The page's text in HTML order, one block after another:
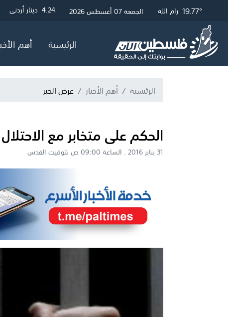
24.91° غزة 20.01° القدس 19.77° رام الله الجمعة 07 أغسطس 2026 3.01 دولار أمريكي 4.05 جنيه إسترليني 4.24 دينار أردني
الرئيسية أهم
الرئيسية أهم الأخبار عرض الخبر
الحكم على متخابر مع الاحتلال
31 يناير 2016 . الساعة 09:00 ص بتوقيت القدس